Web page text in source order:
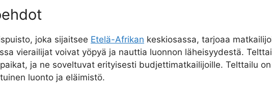
joka sijaitsee Etelä-Afrikan keskiosassa, tarjoaa
vierailijat voivat yöpyä ja nauttia luonnon läheisyydestä.
ja ne soveltuvat erityisesti budjettimatkailijoille. Telttailu
luonto ja eläimistö.